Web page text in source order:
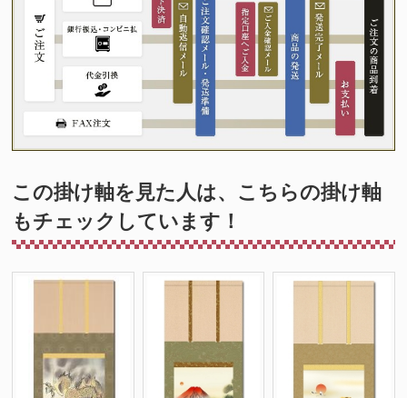
この掛け軸を見た人は、こちらの掛け軸
もチェックしています！